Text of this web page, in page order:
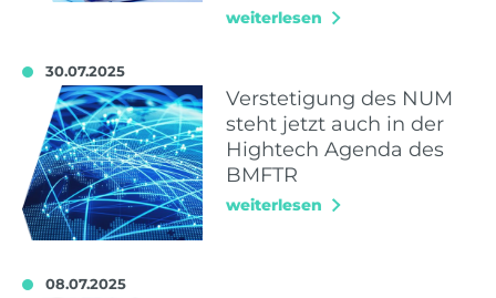
weiterlesen
30.07.2025
Verstetigung des NUM
steht jetzt auch in der
Hightech Agenda des
BMFTR
weiterlesen
08.07.2025